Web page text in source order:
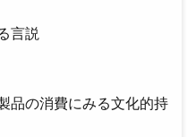
言説
の消費にみる文化的持